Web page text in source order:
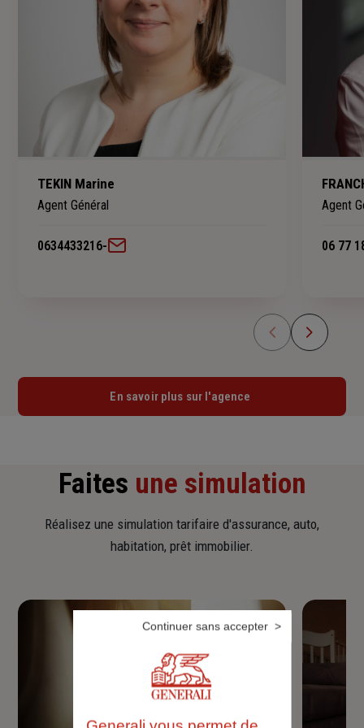
TEKIN Marine
Agent Général
0634433216-
Agent
06 77
En savoir plus sur l'agence
Faites une simulation
Réalisez une simulation tarifaire d'assurance, auto,
habitation, prêt immobilier.
Continuer sans accepter